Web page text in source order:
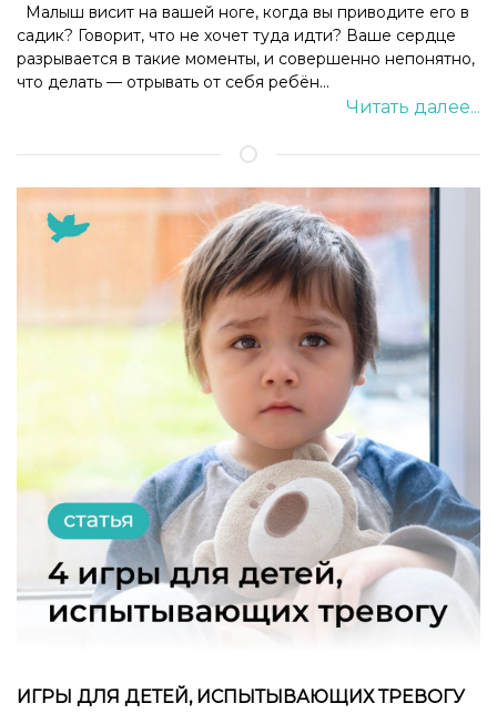
Малыш висит на вашей ноге, когда вы приводите его в
садик? Говорит, что не хочет туда идти? Ваше сердце
разрывается в такие моменты, и совершенно непонятно,
что делать — отрывать от себя ребён...
Читать далее...
ИГРЫ ДЛЯ ДЕТЕЙ, ИСПЫТЫВАЮЩИХ ТРЕВОГУ